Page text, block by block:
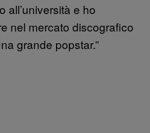
all’università e ho
nel mercato discografico
grande popstar.”